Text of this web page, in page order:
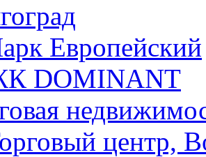
Европейский
DOMINANT
центр,